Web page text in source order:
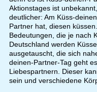
Aktionstages ist
deutlicher: Am Küss-
Partner hat, diesen
Bedeutungen, die je nach
Deutschland werden
ausgetauscht, die sich
deinen-Partner-Tag geht
Liebespartnern. Dieser
sein und verschiedene